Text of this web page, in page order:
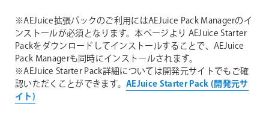
※AEJuice拡張パックのご利用にはAEJuice Pack Managerのイ
ンストールが必須となります。本ページより AEJuice Starter
Packをダウンロードしてインストールすることで、AEJuice
Pack Managerも同時にインストールされます。
※AEJuice Starter Pack詳細については開発元サイトでもご確
認いただくことができます。AEJuice Starter Pack (開発元サ
イト)